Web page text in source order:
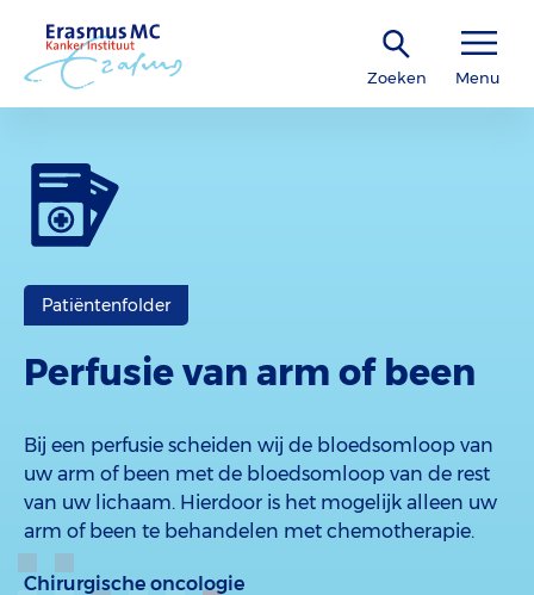
Zoeken Menu
Patiëntenfolder
Perfusie van arm of been
Bij een perfusie scheiden wij de bloedsomloop van
uw arm of been met de bloedsomloop van de rest
van uw lichaam. Hierdoor is het mogelijk alleen uw
arm of been te behandelen met chemotherapie.
Chirurgische oncologie